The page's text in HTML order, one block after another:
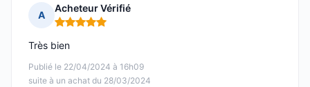
A
Acheteur Vérifié
Note : 5 sur 5
Publié le 22/04/2024 à 16h09
suite à un achat du 28/03/2024
Très bien